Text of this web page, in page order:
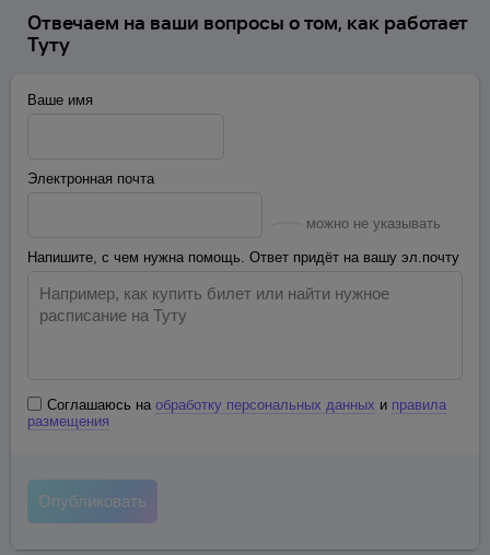
Отвечаем на ваши вопросы о том, как работает
Туту
Ваше имя
Электронная почта
можно не указывать
Напишите, с чем нужна помощь. Ответ придёт на вашу эл.почту
Соглашаюсь на обработку персональных данных и правила
размещения